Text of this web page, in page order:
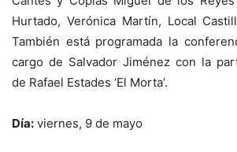
Hurtado, Verónica Martín, Local
También está programada la
cargo de Salvador Jiménez con la
de Rafael Estades ‘El Morta’.
Día: viernes, 9 de mayo